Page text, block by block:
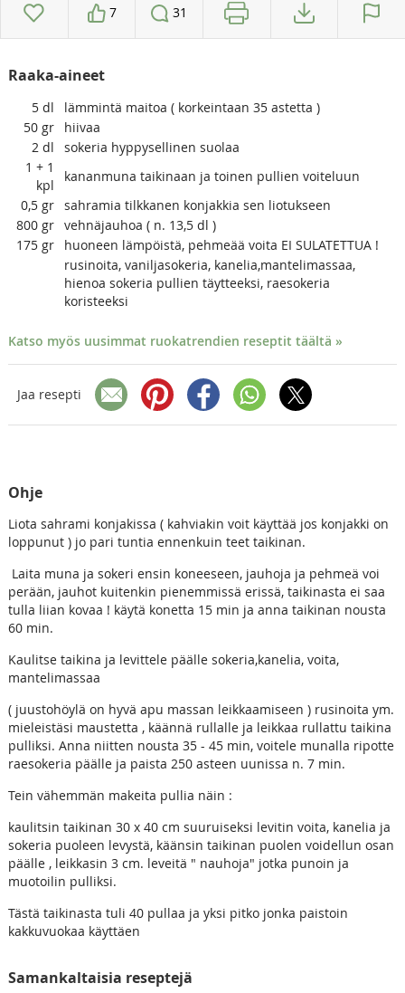
7 31
Raaka-aineet
5 dl
lämmintä maitoa ( korkeintaan 35 astetta )
50 gr
hiivaa
2 dl
sokeria hyppysellinen suolaa
1 + 1
kpl
kananmuna taikinaan ja toinen pullien voiteluun
0,5 gr sahramia tilkkanen konjakkia sen liotukseen
800 gr vehnäjauhoa ( n. 13,5 dl )
175 gr
huoneen lämpöistä, pehmeää voita EI SULATETTUA !
rusinoita, vaniljasokeria, kanelia,mantelimassaa,
hienoa sokeria pullien täytteeksi, raesokeria
koristeeksi
Katso myös uusimmat ruokatrendien reseptit täältä »
Jaa resepti
Ohje
Liota sahrami konjakissa ( kahviakin voit käyttää jos konjakki on
loppunut ) jo pari tuntia ennenkuin teet taikinan.
Laita muna ja sokeri ensin koneeseen, jauhoja ja pehmeä voi
perään, jauhot kuitenkin pienemmissä erissä, taikinasta ei saa
tulla liian kovaa ! käytä konetta 15 min ja anna taikinan nousta
60 min.
Kaulitse taikina ja levittele päälle sokeria,kanelia, voita,
mantelimassaa
( juustohöylä on hyvä apu massan leikkaamiseen ) rusinoita ym.
mieleistäsi maustetta , käännä rullalle ja leikkaa rullattu taikina
pulliksi. Anna niitten nousta 35 - 45 min, voitele munalla ripotte
raesokeria päälle ja paista 250 asteen uunissa n. 7 min.
Tein vähemmän makeita pullia näin :
kaulitsin taikinan 30 x 40 cm suuruiseksi levitin voita, kanelia ja
sokeria puoleen levystä, käänsin taikinan puolen voidellun osan
päälle , leikkasin 3 cm. leveitä " nauhoja" jotka punoin ja
muotoilin pulliksi.
Tästä taikinasta tuli 40 pullaa ja yksi pitko jonka paistoin
kakkuvuokaa käyttäen
Samankaltaisia reseptejä